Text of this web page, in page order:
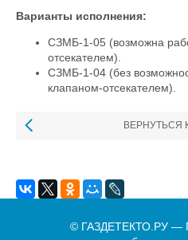
Варианты исполнения:
СЗМБ-1-05 (возможна
отсекателем).
СЗМБ-1-04 (без
клапаном-отсекателем).
ВЕРНУТЬСЯ
© ГАЗДЕТЕКТО.РУ —